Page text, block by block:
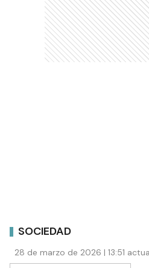
SOCIEDAD
28 de marzo de 2026 | 13:51